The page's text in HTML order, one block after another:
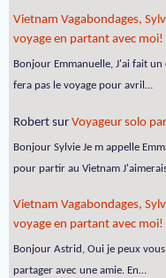
Vietnam Vagabondages,
voyage en partant avec moi!
Bonjour Emmanuelle, J'ai fait
fera pas le voyage pour avril…
Robert sur Voyageur solo
Bonjour Sylvie Je m appelle
pour partir au Vietnam
Vietnam Vagabondages,
voyage en partant avec moi!
Bonjour Astrid, Oui je peux
partager avec une amie. En…